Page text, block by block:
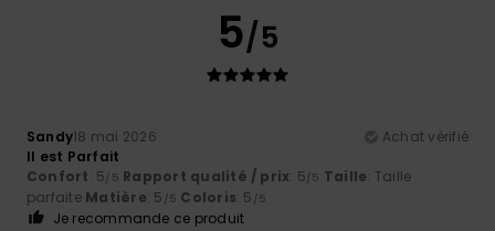
5/5
Sandy18 mai 2026
Achat vérifié
Il est Parfait
Confort: 5/5 Rapport qualité / prix: 5/5 Taille: Taille
parfaite Matière: 5 /5 Coloris: 5 /5
Je recommande ce produit